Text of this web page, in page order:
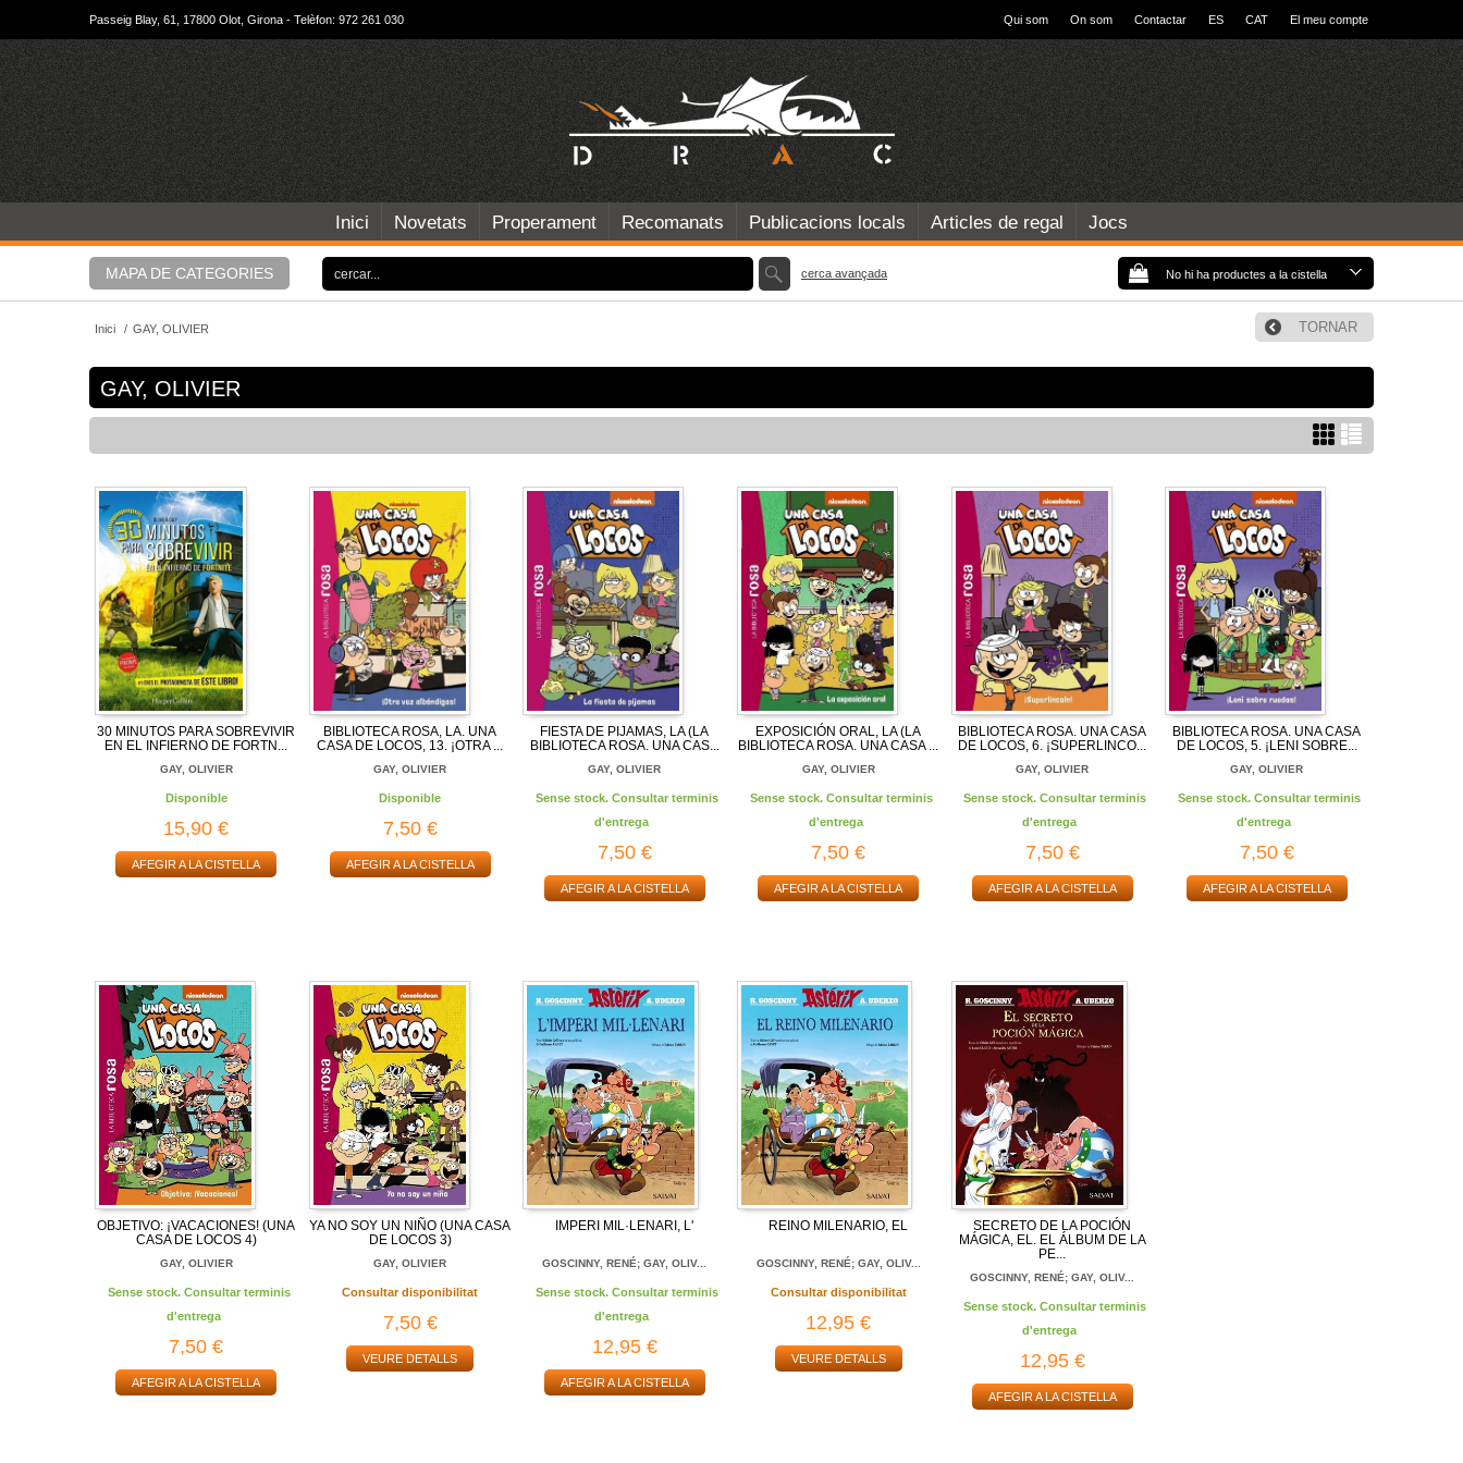
Passeig Blay, 61, 17800 Olot, Girona - Telèfon: 972 261 030 Qui som On som Contactar ES CAT El meu compte
Inici Novetats Properament Recomanats Publicacions locals Articles de regal Jocs
MAPA DE CATEGORIES No hi ha productes a la cistella
cerca avançada
Inici / GAY, OLIVIER TORNAR
GAY, OLIVIER
30 MINUTOS PARA SOBREVIVIR
EN EL INFIERNO DE FORTN...
GAY, OLIVIER
Disponible
15,90 €
AFEGIR A LA CISTELLA
BIBLIOTECA ROSA, LA. UNA
CASA DE LOCOS, 13. ¡OTRA ...
GAY, OLIVIER
Disponible
7,50 €
AFEGIR A LA CISTELLA
FIESTA DE PIJAMAS, LA (LA
BIBLIOTECA ROSA. UNA CAS...
GAY, OLIVIER
Sense stock. Consultar terminis
d'entrega
7,50 €
AFEGIR A LA CISTELLA
EXPOSICIÓN ORAL, LA (LA
BIBLIOTECA ROSA. UNA CASA ...
GAY, OLIVIER
Sense stock. Consultar terminis
d'entrega
7,50 €
AFEGIR A LA CISTELLA
BIBLIOTECA ROSA. UNA CASA
DE LOCOS, 6. ¡SUPERLINCO...
GAY, OLIVIER
Sense stock. Consultar terminis
d'entrega
7,50 €
AFEGIR A LA CISTELLA
BIBLIOTECA ROSA. UNA CASA
DE LOCOS, 5. ¡LENI SOBRE...
GAY, OLIVIER
Sense stock. Consultar terminis
d'entrega
7,50 €
AFEGIR A LA CISTELLA
OBJETIVO: ¡VACACIONES! (UNA
CASA DE LOCOS 4)
GAY, OLIVIER
Sense stock. Consultar terminis
d'entrega
7,50 €
AFEGIR A LA CISTELLA
YA NO SOY UN NIÑO (UNA CASA
DE LOCOS 3)
GAY, OLIVIER
Consultar disponibilitat
7,50 €
VEURE DETALLS
IMPERI MIL·LENARI, L'
GOSCINNY, RENÉ; GAY, OLIV...
Sense stock. Consultar terminis
d'entrega
12,95 €
AFEGIR A LA CISTELLA
REINO MILENARIO, EL
GOSCINNY, RENÉ; GAY, OLIV...
Consultar disponibilitat
12,95 €
VEURE DETALLS
SECRETO DE LA POCIÓN
MÁGICA, EL. EL ÁLBUM DE LA
PE...
GOSCINNY, RENÉ; GAY, OLIV...
Sense stock. Consultar terminis
d'entrega
12,95 €
AFEGIR A LA CISTELLA